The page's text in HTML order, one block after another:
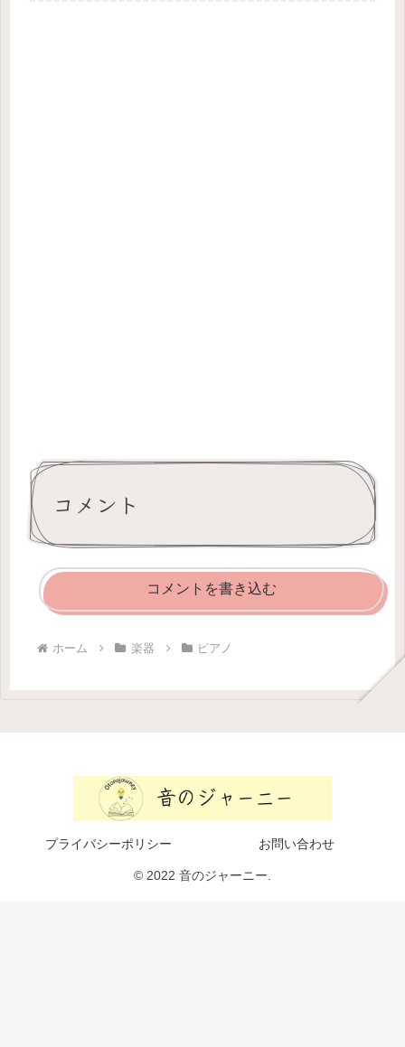
コメント
コメントを書き込む
ホーム 楽器 ピアノ
プライバシーポリシー お問い合わせ
© 2022 音のジャーニー.